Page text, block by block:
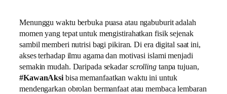
Menunggu waktu berbuka puasa atau ngabuburit adalah
momen yang tepat untuk mengistirahatkan fisik sejenak
sambil memberi nutrisi bagi pikiran. Di era digital saat ini,
akses terhadap ilmu agama dan motivasi islami menjadi
semakin mudah. Daripada sekadarscrollingtanpa tujuan,
#KawanAksibisa memanfaatkan waktu ini untuk
mendengarkan obrolan bermanfaat atau membaca lembaran